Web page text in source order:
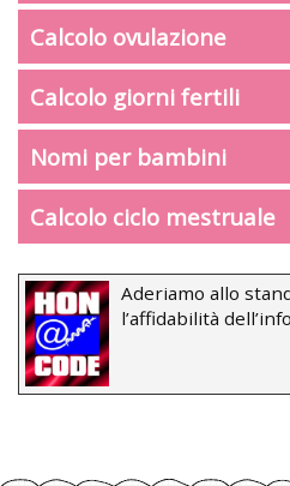
Calcolo ovulazione
Calcolo giorni fertili
Nomi per bambini
Calcolo ciclo mestruale
Aderiamo allo
l’affidabilità